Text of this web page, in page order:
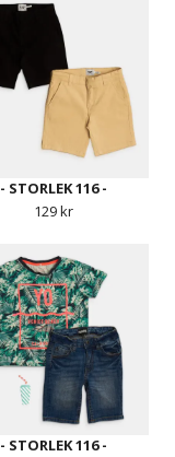
- STORLEK 116 -
129 kr
- STORLEK 116 -